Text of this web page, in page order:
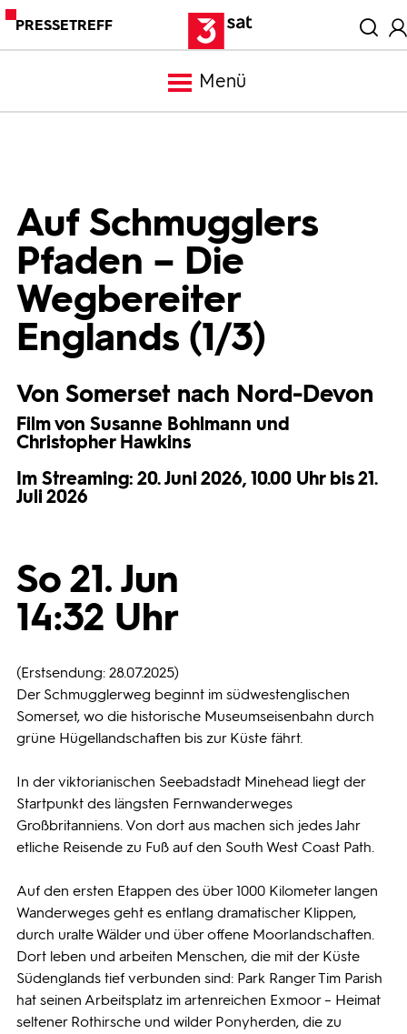
PRESSETREFF
Menü
Mediathek
Trailer
Bilder
Programmwochen
Auf Schmugglers
Pfaden – Die
Wegbereiter
Englands (1/3)
Von Somerset nach Nord-Devon
Film von Susanne Bohlmann und
Christopher Hawkins
Im Streaming: 20. Juni 2026, 10.00 Uhr bis 21.
Juli 2026
So 21. Jun
14:32 Uhr
(Erstsendung: 28.07.2025)
Der Schmugglerweg beginnt im südwestenglischen
Somerset, wo die historische Museumseisenbahn durch
grüne Hügellandschaften bis zur Küste fährt.
In der viktorianischen Seebadstadt Minehead liegt der
Startpunkt des längsten Fernwanderweges
Großbritanniens. Von dort aus machen sich jedes Jahr
etliche Reisende zu Fuß auf den South West Coast Path.
Auf den ersten Etappen des über 1000 Kilometer langen
Wanderweges geht es entlang dramatischer Klippen,
durch uralte Wälder und über offene Moorlandschaften.
Dort leben und arbeiten Menschen, die mit der Küste
Südenglands tief verbunden sind: Park Ranger Tim Parish
hat seinen Arbeitsplatz im artenreichen Exmoor – Heimat
seltener Rothirsche und wilder Ponyherden, die zu